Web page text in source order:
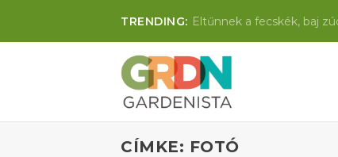
TRENDING: Eltűnnek a fecskék, baj
CÍMKE: FOTÓ